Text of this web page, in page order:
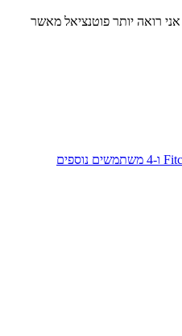
רואה יותר פוטנציאל מאשר
ו-4 משתמשים נוספים